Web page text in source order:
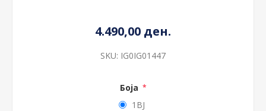
4.490,00 ден.
SKU: IG0IG01447
Боја *
1BJ